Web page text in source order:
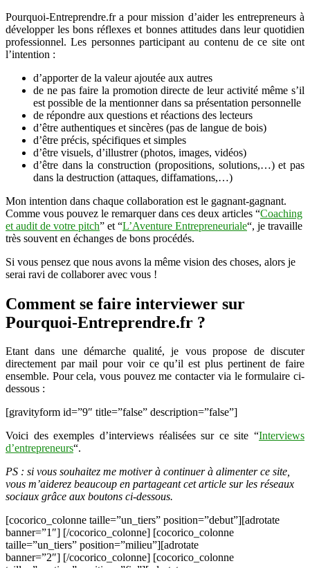
Pourquoi-Entreprendre.fr a pour mission d’aider les entrepreneurs à
développer les bons réflexes et bonnes attitudes dans leur quotidien
professionnel. Les personnes participant au contenu de ce site ont
l’intention :
d’apporter de la valeur ajoutée aux autres
de ne pas faire la promotion directe de leur activité même s’il
est possible de la mentionner dans sa présentation personnelle
de répondre aux questions et réactions des lecteurs
d’être authentiques et sincères (pas de langue de bois)
d’être précis, spécifiques et simples
d’être visuels, d’illustrer (photos, images, vidéos)
d’être dans la construction (propositions, solutions,…) et pas
dans la destruction (attaques, diffamations,…)
Mon intention dans chaque collaboration est le gagnant-gagnant.
Comme vous pouvez le remarquer dans ces deux articles “Coaching
et audit de votre pitch” et “L’Aventure Entrepreneuriale“, je travaille
très souvent en échanges de bons procédés.
Si vous pensez que nous avons la même vision des choses, alors je
serai ravi de collaborer avec vous !
Comment se faire interviewer sur
Pourquoi-Entreprendre.fr ?
Etant dans une démarche qualité, je vous propose de discuter
directement par mail pour voir ce qu’il est plus pertinent de faire
ensemble. Pour cela, vous pouvez me contacter via le formulaire ci-
dessous :
[gravityform id=”9″ title=”false” description=”false”]
Voici des exemples d’interviews réalisées sur ce site “Interviews
d’entrepreneurs“.
PS : si vous souhaitez me motiver à continuer à alimenter ce site,
vous m’aiderez beaucoup en partageant cet article sur les réseaux
sociaux grâce aux boutons ci-dessous.
[cocorico_colonne taille=”un_tiers” position=”debut”][adrotate
banner=”1″] [/cocorico_colonne] [cocorico_colonne
taille=”un_tiers” position=”milieu”][adrotate
banner=”2″] [/cocorico_colonne] [cocorico_colonne